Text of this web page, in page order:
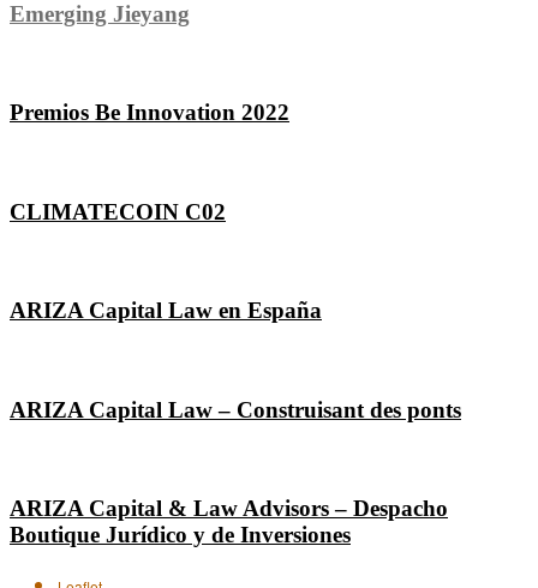
Emerging Jieyang
Premios Be Innovation 2022
CLIMATECOIN C02
ARIZA Capital Law en España
ARIZA Capital Law – Construisant des ponts
ARIZA Capital & Law Advisors – Despacho
Boutique Jurídico y de Inversiones